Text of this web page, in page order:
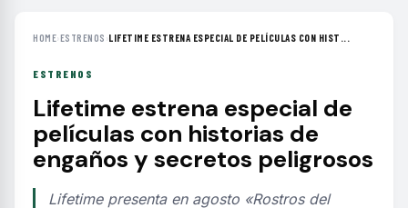
HOME›ESTRENOS ›LIFETIME ESTRENA ESPECIAL DE PELÍCULAS CON HIST...
ESTRENOS
Lifetime estrena especial de
películas con historias de
engaños y secretos peligrosos
Lifetime presenta en agosto «Rostros del